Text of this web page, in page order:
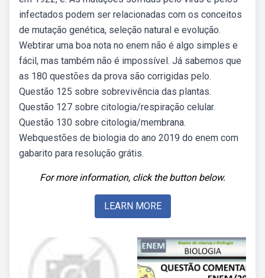
infectados podem ser relacionadas com os conceitos
de mutação genética, seleção natural e evolução.
Webtirar uma boa nota no enem não é algo simples e
fácil, mas também não é impossível. Já sabemos que
as 180 questões da prova são corrigidas pelo.
Questão 125 sobre sobrevivência das plantas.
Questão 127 sobre citologia/respiração celular.
Questão 130 sobre citologia/membrana.
Webquestões de biologia do ano 2019 do enem com
gabarito para resolução grátis.
For more information, click the button below.
LEARN MORE